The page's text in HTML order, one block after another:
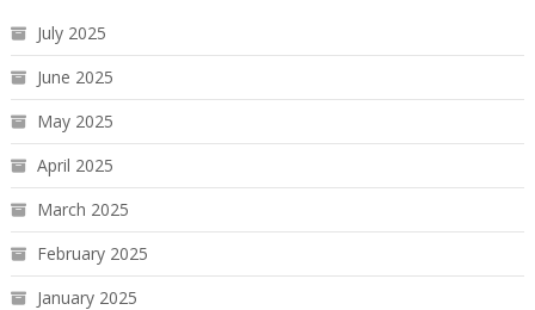
July 2025
June 2025
May 2025
April 2025
March 2025
February 2025
January 2025